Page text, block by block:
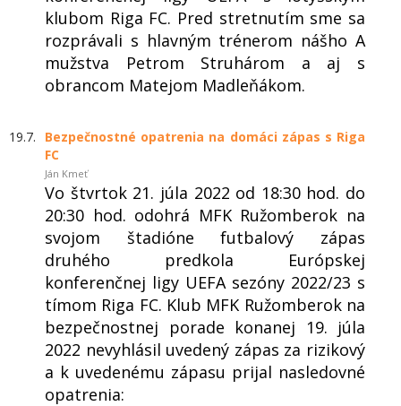
klubom Riga FC. Pred stretnutím sme sa
rozprávali s hlavným trénerom nášho A
mužstva Petrom Struhárom a aj s
obrancom Matejom Madleňákom.
19.7.
Bezpečnostné opatrenia na domáci zápas s Riga
FC
Ján Kmeť
Vo štvrtok 21. júla 2022 od 18:30 hod. do
20:30 hod. odohrá MFK Ružomberok na
svojom štadióne futbalový zápas
druhého predkola Európskej
konferenčnej ligy UEFA sezóny 2022/23 s
tímom Riga FC. Klub MFK Ružomberok na
bezpečnostnej porade konanej 19. júla
2022 nevyhlásil uvedený zápas za rizikový
a k uvedenému zápasu prijal nasledovné
opatrenia: